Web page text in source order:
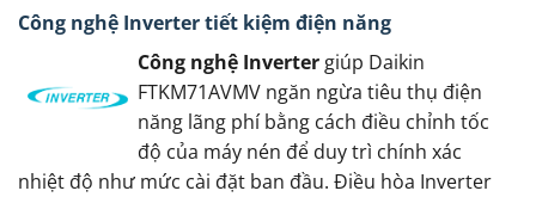
Công nghệ Inverter tiết kiệm điện năng
Công nghệ Inverter giúp Daikin
FTKM71AVMV ngăn ngừa tiêu thụ điện
năng lãng phí bằng cách điều chỉnh tốc
độ của máy nén để duy trì chính xác
nhiệt độ như mức cài đặt ban đầu. Điều hòa Inverter